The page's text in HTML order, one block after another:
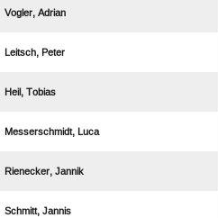
 
 
 
 
 
 